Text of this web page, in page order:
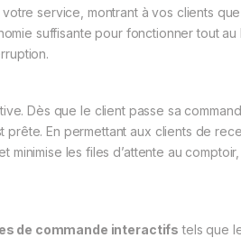
service, montrant à vos clients
suffisante pour fonctionner tout
Dès que le client passe sa
En permettant aux clients de
les files d’attente au
de commande interactifs tels que